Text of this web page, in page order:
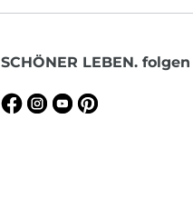
SCHÖNER LEBEN. folgen